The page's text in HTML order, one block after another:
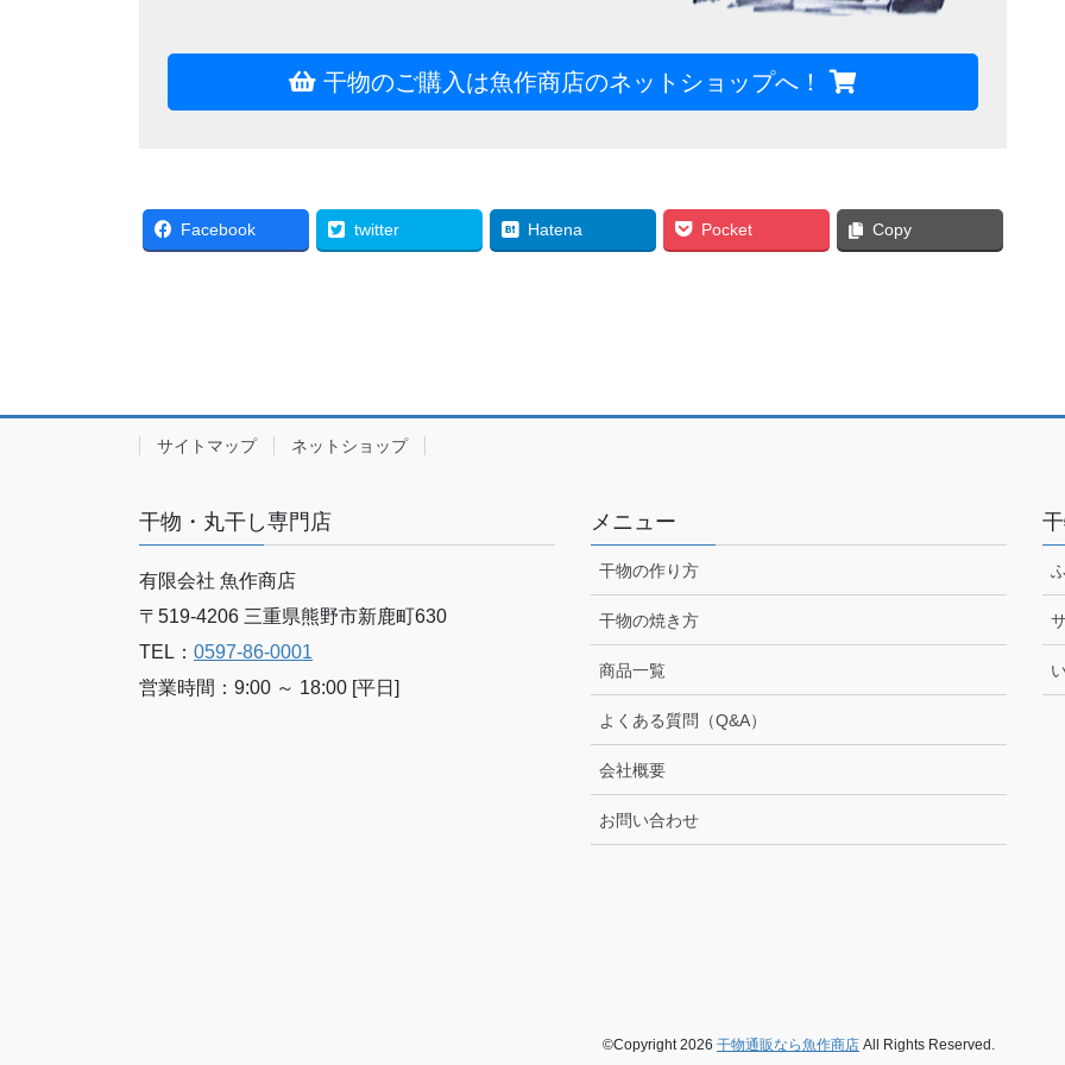
干物のご購入は魚作商店のネットショップへ！
Facebook twitter Hatena Pocket Copy
サイトマップ ネットショップ
干物・丸干し専門店
有限会社 魚作商店
〒519-4206 三重県熊野市新鹿町630
TEL： 0597-86-0001
営業時間：9:00 ～ 18:00 [平日]
メニュー
干物の作り方
干物の焼き方
商品一覧
よくある質問（Q&A）
会社概要
お問い合わせ
©Copyright 2026 干物通販なら魚作商店 All Rights Reserved.